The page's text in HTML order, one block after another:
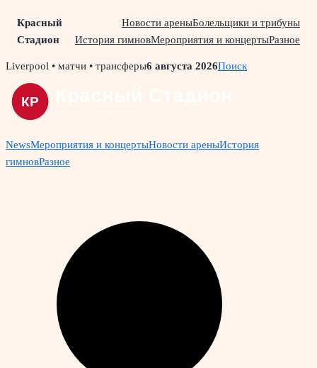
Красный
Стадион
Новости ареныБолельщики и трибуны
История гимновМероприятия и концертыРазное
Skip
content
Liverpool • матчи • трансферы6 августа 2026Поиск
NewsМероприятия и концертыНовости ареныИстория
гимновРазное